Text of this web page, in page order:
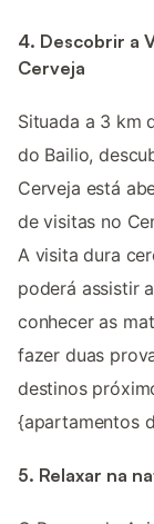
4. Descobrir a
Cerveja
Situada a 3 km
do Bailio,
Cerveja está
de visitas no
A visita dura
poderá assistir
conhecer as
fazer duas
destinos
{apartamentos
5. Relaxar na